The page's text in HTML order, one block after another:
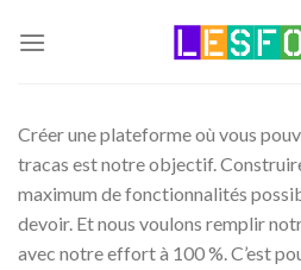
Créer une plateforme où vous
tracas est notre objectif.
maximum de fonctionnalités
devoir. Et nous voulons remplir
avec notre effort à 100 %. C’est